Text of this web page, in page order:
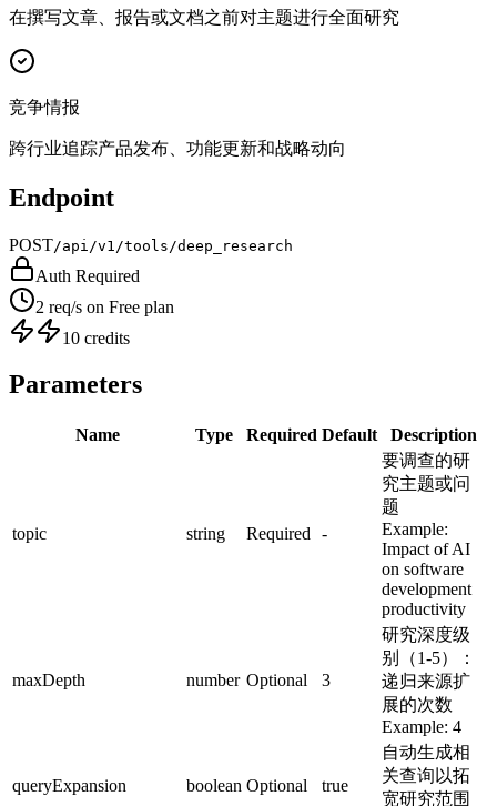
在撰写文章、报告或文档之前对主题进行全面研究
竞争情报
跨行业追踪产品发布、功能更新和战略动向
Endpoint
POST/api/v1/tools/deep_research
Auth Required
2 req/s on Free plan
10 credits
Parameters
Name Type Required Default Description
topic string Required -
要调查的研
究主题或问
题
Example:
Impact of AI
on software
development
productivity
maxDepth number Optional 3
研究深度级
别（1-5）：
递归来源扩
展的次数
Example: 4
queryExpansion boolean Optional true
自动生成相
关查询以拓
宽研究范围